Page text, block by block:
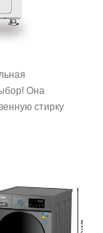
Она
стирку